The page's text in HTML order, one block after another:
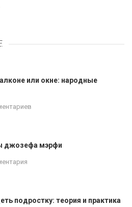
81 комментарий
или окне: народные
джозефа мэрфи
подростку: теория и практика